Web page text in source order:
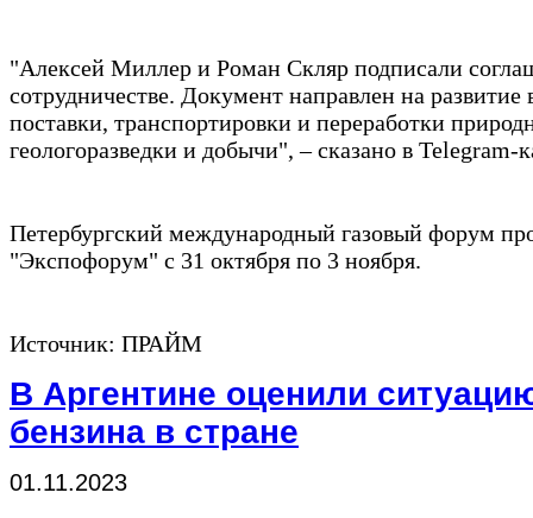
"Алексей Миллер и Роман Скляр подписали
сотрудничестве. Документ направлен на развитие
поставки, транспортировки и переработки
геологоразведки и добычи", – сказано в Telegram-
Петербургский международный газовый форум
"Экспофорум" с 31 октября по 3 ноября.
Источник: ПРАЙМ
В Аргентине оценили
бензина в стране
01.11.2023